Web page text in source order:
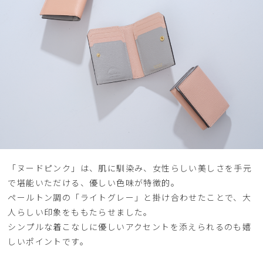
「ヌードピンク」は、肌に馴染み、女性らしい美しさを手元
で堪能いただける、優しい色味が特徴的。
ペールトン調の「ライトグレー」と掛け合わせたことで、大
人らしい印象をももたらせました。
シンプルな着こなしに優しいアクセントを添えられるのも嬉
しいポイントです。